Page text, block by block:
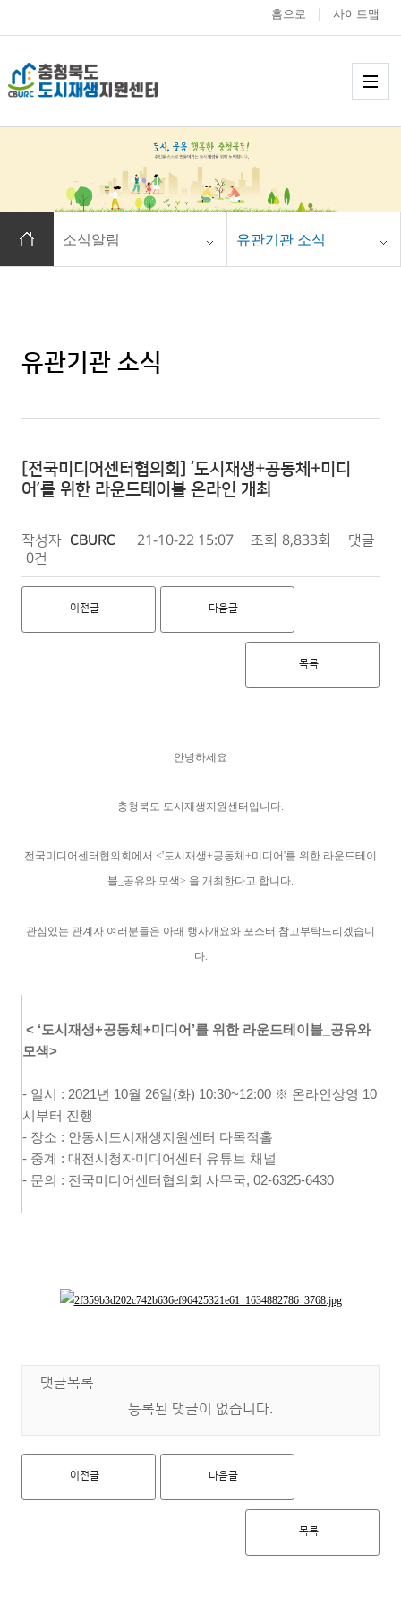
충청북도 도시재
홈으로 사이트맵
홈으로 이동
소식알림 유관기관 소식
유관기관 소식
[전국미디어센터협의회] ‘도시재생+공동체+미디
어’를 위한 라운드테이블 온라인 개최
작성자 CBURC 21-10-22 15:07 조회 8,833회
댓글
0건
이전글 다음글
목록
안녕하세요
충청북도 도시재생지원센터입니다.
전국미디어센터협의회에서 <'도시재생+공동체+미디어'를 위한 라운드테이
블_공유와 모색> 을 개최한다고 합니다.
관심있는 관계자 여러분들은 아래 행사개요와 포스터 참고부탁드리겠습니
다.
< ‘도시재생+공동체 +미디어 ’를 위한 라운드테이블_ 공유와
모색>
- 일시 : 2021 년 10월 26일(화) 10:30~12:00 ※ 온라인상영 10
시부터 진행
- 장소 : 안동시도시재생지원센터 다목적홀
- 중계 : 대전시청자미디어센터 유튜브 채널
- 문의 : 전국미디어센터협의회 사무국, 02-6325-6430
댓글목록
등록된 댓글이 없습니다.
이전글 다음글
목록